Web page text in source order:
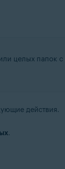
Convenient
целых папок
действия.
.